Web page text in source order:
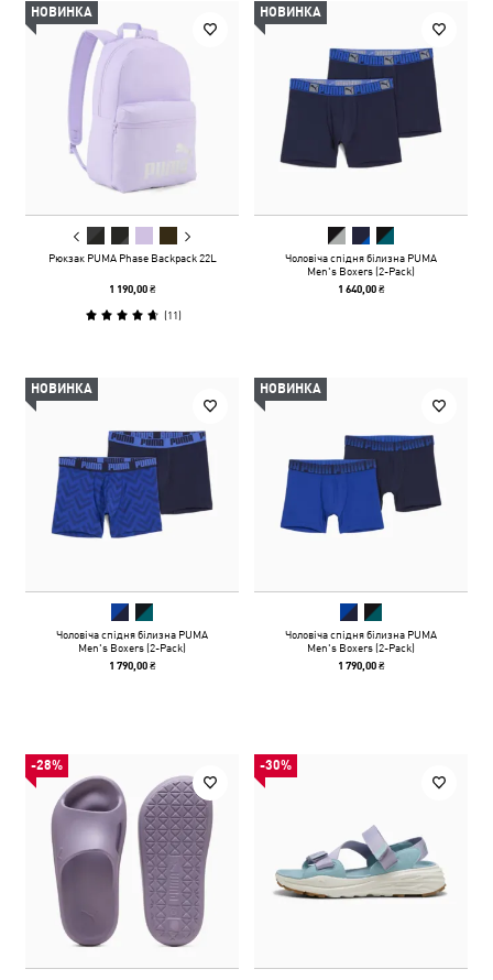
НОВИНКА
Рюкзак PUMA Phase Backpack 22L
1 190,00 ₴
(11)
НОВИНКА
Чоловіча спідня білизна PUMA
Men's Boxers (2-Pack)
1 640,00 ₴
НОВИНКА
Чоловіча спідня білизна PUMA
Men's Boxers (2-Pack)
1 790,00 ₴
НОВИНКА
Чоловіча спідня білизна PUMA
Men's Boxers (2-Pack)
1 790,00 ₴
-28% -30%